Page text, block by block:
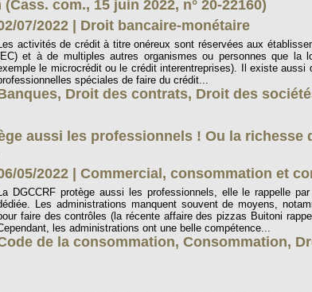
com., 15 juin 2022, n° 20-22160)
07/2022
Droit bancaire-monétaire
activités de crédit à titre onéreux sont réservées aux
et à de multiples autres organismes ou personnes que la
le microcrédit ou le crédit interentreprises). Il existe aussi
spéciales de faire du crédit...
, Droit des contrats, Droit des
aussi les professionnels ! Ou la richesse
05/2022
Commercial, consommation et
DGCCRF protège aussi les professionnels, elle le rappelle
Les administrations manquent souvent de moyens,
faire des contrôles (la récente affaire des pizzas Buitoni
les administrations ont une belle compétence...
de la consommation, Consommation,